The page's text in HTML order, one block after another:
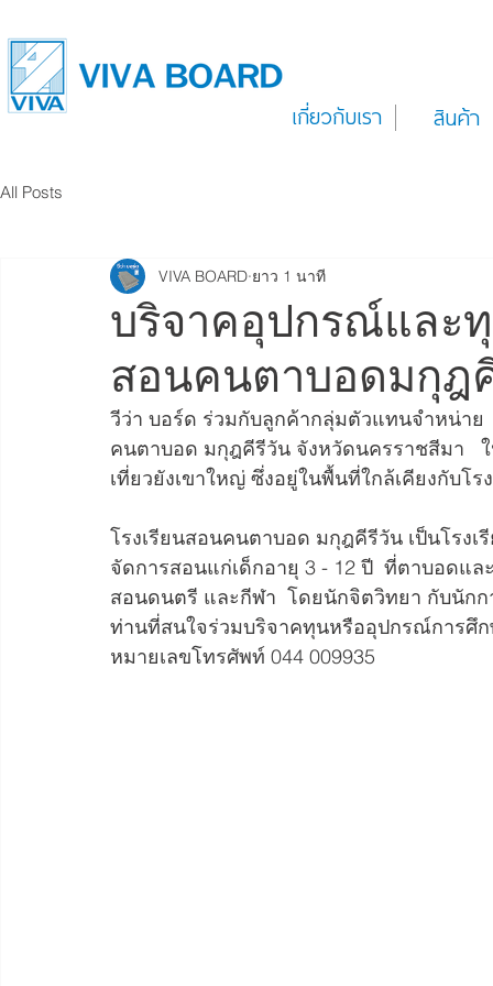
เกี่ยวกับเรา สินค้า
All Posts
บริจาคอุปกรณ์และ
สอนคนตาบอดมกุฎ
VIVA BOARD ยาว 1 นาที
วีว่า บอร์ด ร่วมกับลูกค้ากลุ่มตัวแทนจำหน่าย
คนตาบอด มกุฎคีรีวัน จังหวัดนครราชสีมา
เที่ยวยังเขาใหญ่ ซึ่งอยู่ในพื้นที่ใกล้เคียงกับโร
โรงเรียนสอนคนตาบอด มกุฎคีรีวัน เป็นโร
จัดการสอนแก่เด็กอายุ 3 - 12 ปี  ที่ตาบอดแ
สอนดนตรี และกีฬา  โดยนักจิตวิทยา กับนัก
ท่านที่สนใจร่วมบริจาคทุนหรืออุปกรณ์การศึ
หมายเลขโทรศัพท์ 044 009935